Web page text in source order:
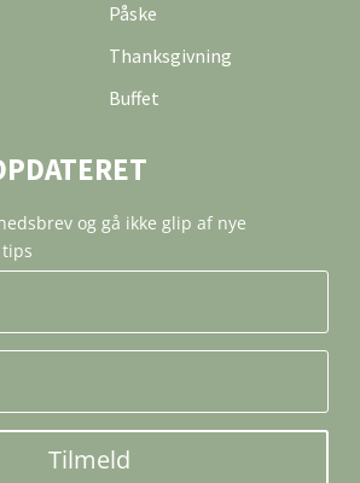
Påske
Thanksgivning
Buffet
og gå ikke glip af nye
Tilmeld